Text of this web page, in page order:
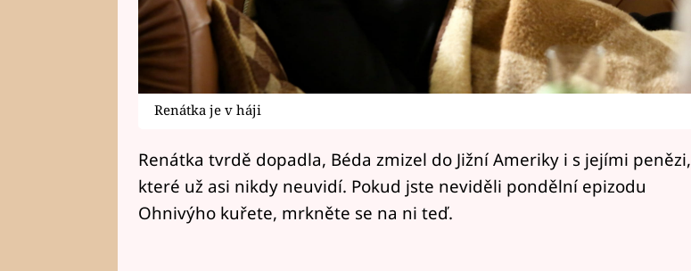
Renátka je v háji
Renátka tvrdě dopadla, Béda zmizel do Jižní Ameriky i s jejími penězi,
které už asi nikdy neuvidí. Pokud jste neviděli pondělní epizodu
Ohnivýho kuřete, mrkněte se na ni teď.